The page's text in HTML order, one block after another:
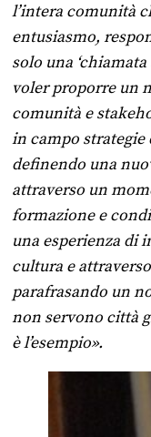
l’intera comunità
entusiasmo,
solo una
voler proporre un
comunità e
in campo
definendo una
attraverso un
formazione e
una esperienza di
cultura e
parafrasando un
non servono città
è l’esempio».